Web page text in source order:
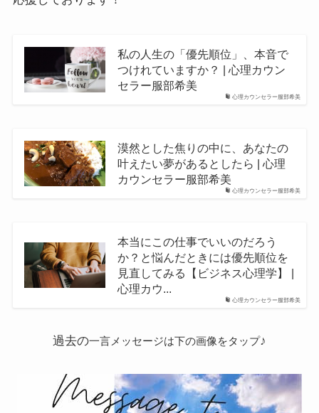
心理カウンセラー服部希美
私の人生の「優先順位」、本音で
つけれていますか？ | 心理カウン
セラー服部希美
心理カウンセラー服部希美
漠然とした焦りの中に、あなたの
叶えたい夢があるとしたら | 心理
カウンセラー服部希美
心理カウンセラー服部希美
本当にこの仕事でいいのだろう
か？と悩んだときには優先順位を
見直してみる【ビジネス心理学】 |
心理カウ...
過去の一言メッセージは下の画像をタップ♪